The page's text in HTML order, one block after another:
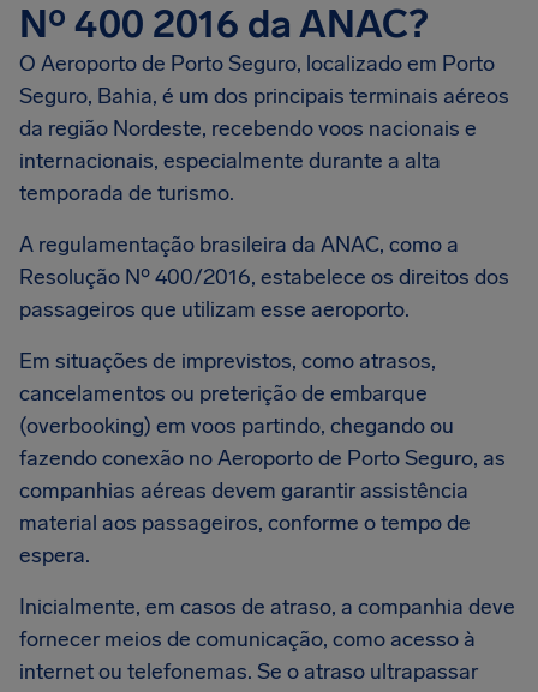
Nº 400 2016 da ANAC?
O Aeroporto de Porto Seguro, localizado em Porto
Seguro, Bahia, é um dos principais terminais aéreos
da região Nordeste, recebendo voos nacionais e
internacionais, especialmente durante a alta
temporada de turismo.
A regulamentação brasileira da ANAC, como a
Resolução Nº 400/2016, estabelece os direitos dos
passageiros que utilizam esse aeroporto.
Em situações de imprevistos, como atrasos,
cancelamentos ou preterição de embarque
(overbooking) em voos partindo, chegando ou
fazendo conexão no Aeroporto de Porto Seguro, as
companhias aéreas devem garantir assistência
material aos passageiros, conforme o tempo de
espera.
Inicialmente, em casos de atraso, a companhia deve
fornecer meios de comunicação, como acesso à
internet ou telefonemas. Se o atraso ultrapassar